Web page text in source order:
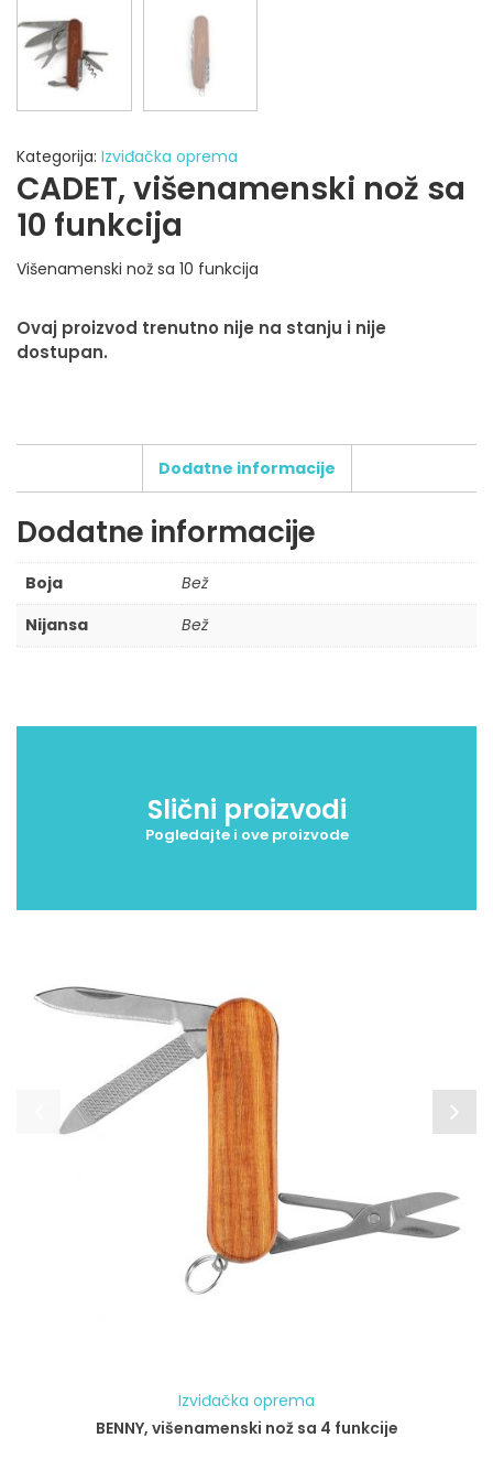
Kategorija: Izviđačka oprema
CADET, višenamenski nož sa
10 funkcija
Višenamenski nož sa 10 funkcija
Ovaj proizvod trenutno nije na stanju i nije
dostupan.
Dodatne informacije
Dodatne informacije
Boja
Bež
Nijansa
Bež
Slični proizvodi
Pogledajte i ove proizvode
Izviđačka oprema
BENNY, višenamenski nož sa 4 funkcije